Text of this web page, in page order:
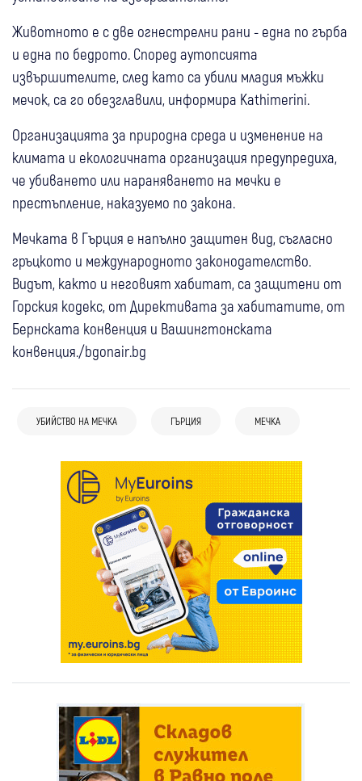
Животното е с две огнестрелни рани - една по гърба
и една по бедрото. Според аутопсията
извършителите, след като са убили младия мъжки
мечок, са го обезглавили, информира Kathimerini.
Организацията за природна среда и изменение на
климата и екологичната организация предупредиха,
че убиването или нараняването на мечки е
престъпление, наказуемо по закона.
Мечката в Гърция е напълно защитен вид, съгласно
гръцкото и международното законодателство.
Видът, както и неговият хабитат, са защитени от
Горския кодекс, от Директивата за хабитатите, от
Бернската конвенция и Вашингтонската
конвенция./bgonair.bg
УБИЙСТВО НА МЕЧКА ГЪРЦИЯ МЕЧКА